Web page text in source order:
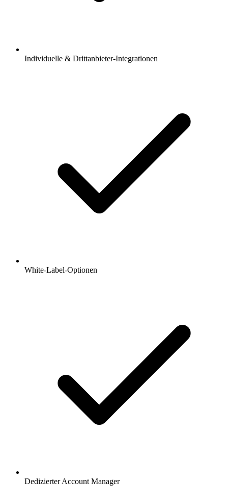
Individuelle & Drittanbieter-Integrationen
White-Label-Optionen
Dedizierter Account Manager